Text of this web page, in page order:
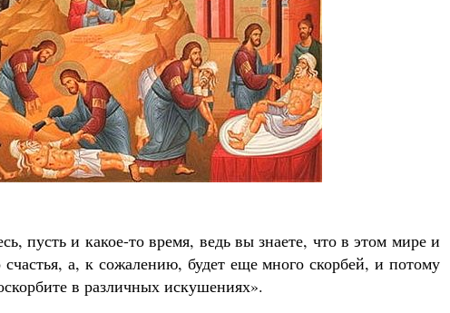
пусть и какое-то время, ведь вы знаете, что в этом мире и
а, к сожалению, будет еще много скорбей, и потому
в различных искушениях».